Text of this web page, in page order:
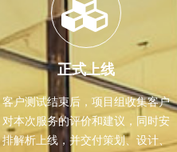
正式上线
客户测试结束后，项目组收集客户
对本次服务的评价和建议，同时安
排解析上线，并交付策划、设计、